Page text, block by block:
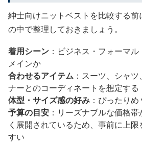
紳士向けニットベストを比較する
の中で整理しておきましょう。
着用シーン ：ビジネス・フォーマ
メインか
合わせるアイテム ：スーツ、シャ
ナーとのコーディネートを想定する
体型・サイズ感の好み ：ぴったり
予算の目安 ：リーズナブルな価格
く展開されているため、事前に上
すい